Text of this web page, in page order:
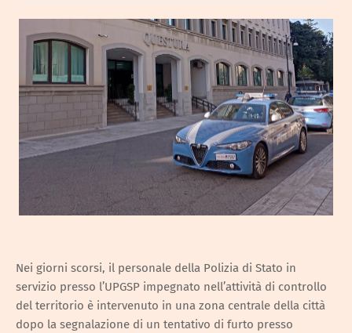
Nei giorni scorsi, il personale della Polizia di Stato in
servizio presso l’UPGSP impegnato nell’attività di controllo
del territorio è intervenuto in una zona centrale della città
dopo la segnalazione di un tentativo di furto presso